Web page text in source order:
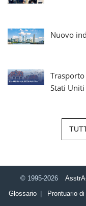
Nuovo
Stati
© 1995-2026
Glossario
Prontuario